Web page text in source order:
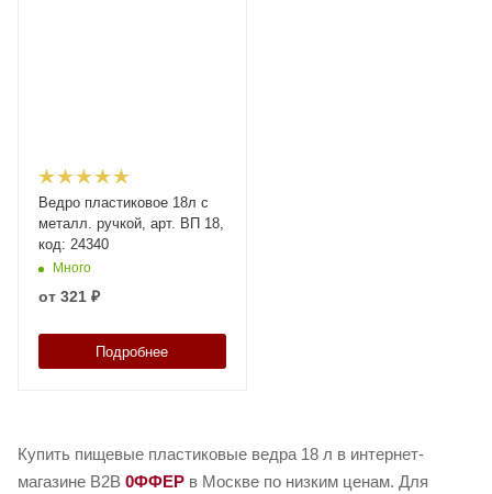
Ведро пластиковое 18л с
металл. ручкой, арт. ВП 18,
код: 24340
Много
от 321 ₽
Подробнее
Купить пищевые пластиковые ведра 18 л в интернет-
магазине B2B 0ФФЕР в Москве по низким ценам. Для